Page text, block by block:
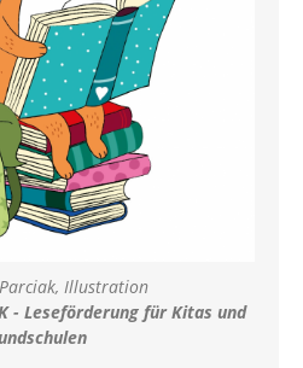
Illustration
- Leseförderung für Kitas und